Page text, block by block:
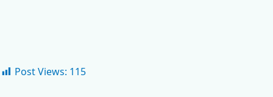
Post Views: 115